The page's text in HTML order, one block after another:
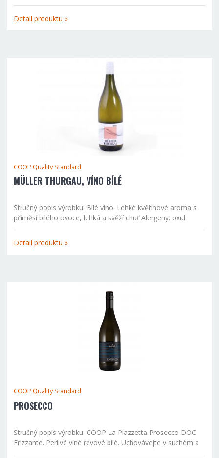
Detail produktu »
COOP Quality Standard
MÜLLER THURGAU, VÍNO BÍLÉ
Stručný popis výrobku: Bílé víno. Lehké květinové aroma s
příměsí bílého ovoce, lehká a svěží chuť Alergeny: oxid
siřičitý
Detail produktu »
COOP Quality Standard
PROSECCO
Stručný popis výrobku: COOP La Piazzetta Prosecco DOC
Frizzante. Perlivé víné révové bílé. Uchovávejte v suchém a
tmavém prostředí, v teplotách 4°C až 20°C.